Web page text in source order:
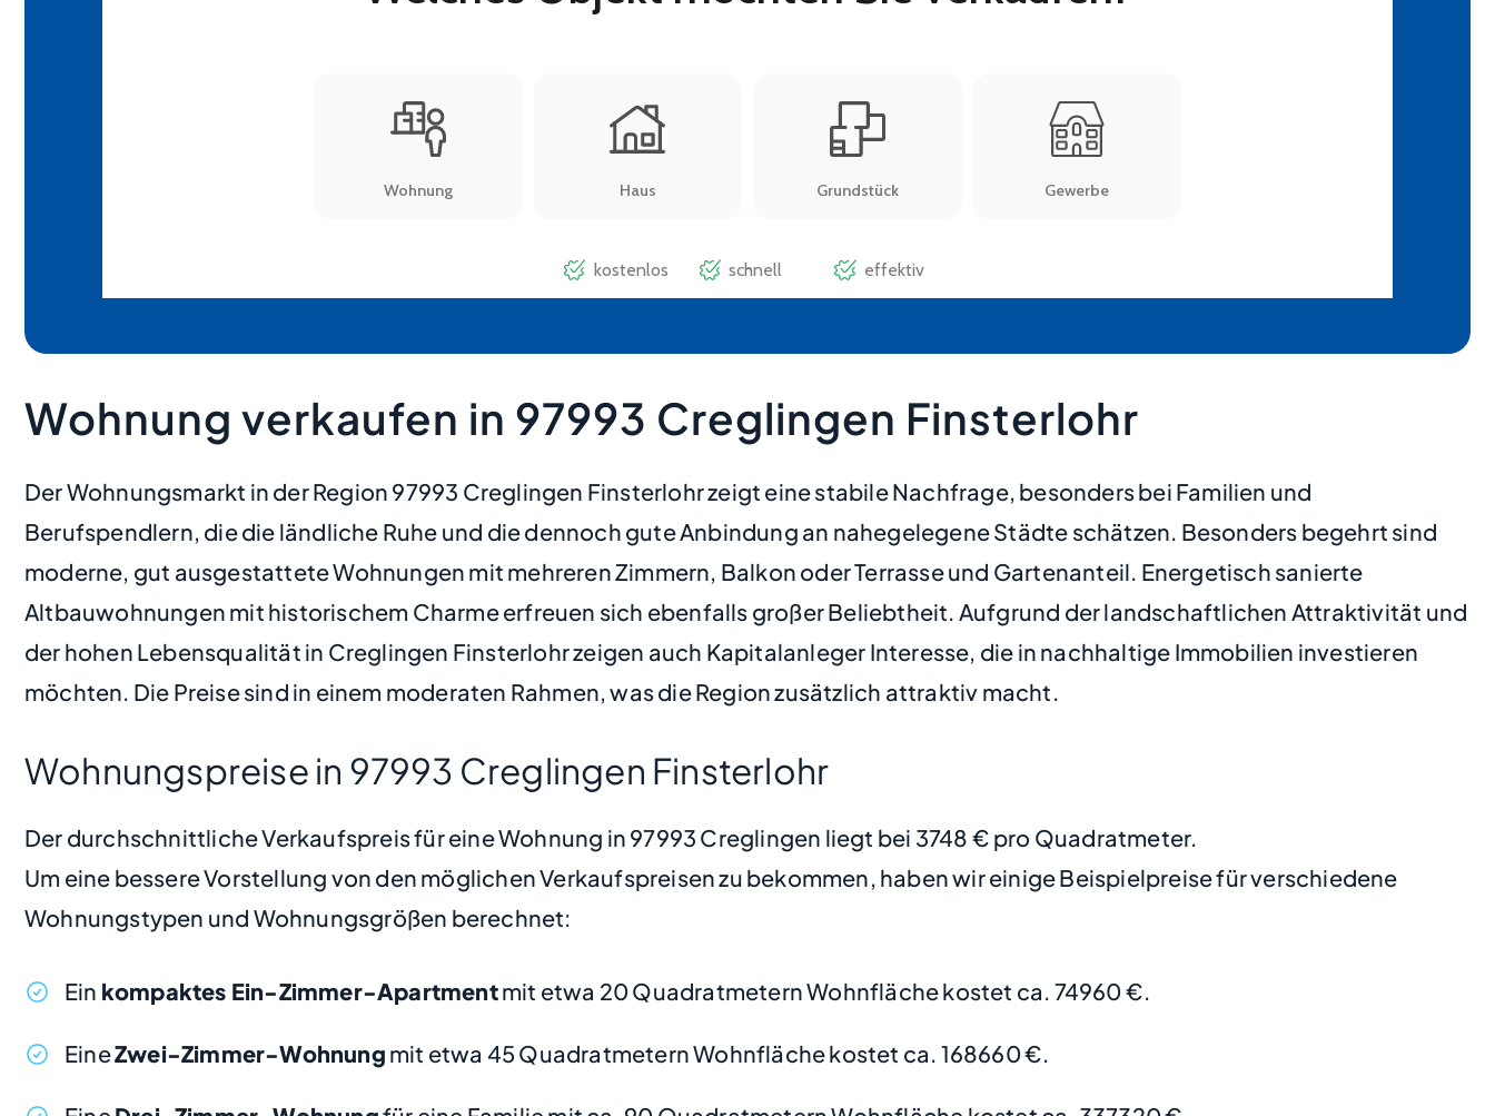
Wohnung verkaufen in 97993 Creglingen Finsterlohr
Der Wohnungsmarkt in der Region 97993 Creglingen Finsterlohr zeigt eine stabile Nachfrage, besonders bei Familien und
Berufspendlern, die die ländliche Ruhe und die dennoch gute Anbindung an nahegelegene Städte schätzen. Besonders begehrt sind
moderne, gut ausgestattete Wohnungen mit mehreren Zimmern, Balkon oder Terrasse und Gartenanteil. Energetisch sanierte
Altbauwohnungen mit historischem Charme erfreuen sich ebenfalls großer Beliebtheit. Aufgrund der landschaftlichen Attraktivität und
der hohen Lebensqualität in Creglingen Finsterlohr zeigen auch Kapitalanleger Interesse, die in nachhaltige Immobilien investieren
möchten. Die Preise sind in einem moderaten Rahmen, was die Region zusätzlich attraktiv macht.
Wohnungspreise in 97993 Creglingen Finsterlohr
Der durchschnittliche Verkaufspreis für eine Wohnung in 97993 Creglingen liegt bei 3748 € pro Quadratmeter.
Um eine bessere Vorstellung von den möglichen Verkaufspreisen zu bekommen, haben wir einige Beispielpreise für verschiedene
Wohnungstypen und Wohnungsgrößen berechnet:
Ein kompaktes Ein-Zimmer-Apartmentmit etwa 20 Quadratmetern Wohnfläche kostet ca. 74960 €.
EineZwei-Zimmer-Wohnung mit etwa 45 Quadratmetern Wohnfläche kostet ca. 168660 €.